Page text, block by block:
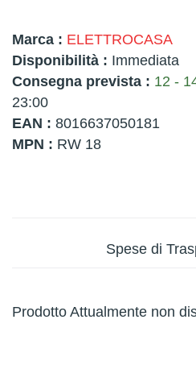
Marca : ELETTROCASA
Disponibilità : Immediata
Consegna prevista : 12 -
23:00
EAN : 8016637050181
MPN : RW 18
Spese di
Prodotto Attualmente non